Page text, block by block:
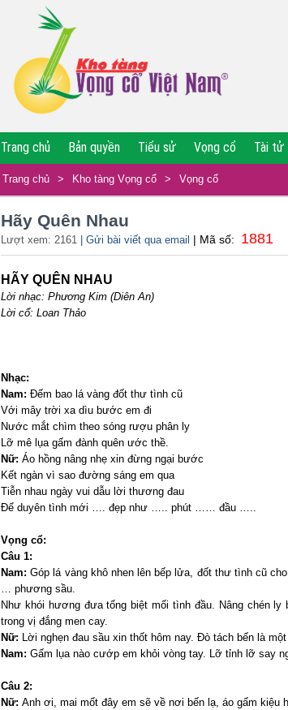
Trang chủ Bản quyền Tiểu sử Vọng cổ Tài tử
Trang chủ > Kho tàng Vọng cổ > Vọng cổ
Hãy Quên Nhau
Lượt xem: 2161 | Gửi bài viết qua email | Mã số: 1881
HÃY QUÊN NHAU
Lời nhạc: Phương Kim (Diên An)
Lời cổ: Loan Thảo
Nhạc:
Nam: Đếm bao lá vàng đốt thư tình cũ
Với mây trời xa dìu bước em đi
Nước mắt chìm theo sóng rượu phân ly
Lỡ mê lụa gấm đành quên ước thề.
Nữ: Áo hồng nâng nhẹ xin đừng ngại bước
Kết ngàn vì sao đường sáng em qua
Tiễn nhau ngày vui dẫu lời thương đau
Để duyên tình mới …. đẹp như ….. phút …… đầu …..
Vọng cổ:
Câu 1:
Nam: Góp lá vàng khô nhen lên bếp lửa, đốt thư tình cũ
… phương sầu.
Như khói hương đưa tống biệt mối tình đầu. Nâng chén
trong vị đắng men cay.
Nữ: Lời nghẹn đau sầu xin thốt hôm nay. Đò tách bến là
Nam: Gấm lụa nào cướp em khỏi vòng tay. Lỡ tỉnh lỡ say
Câu 2:
Nữ: Anh ơi, mai mốt đây em sẽ về nơi bến lạ, áo gấm kiệu